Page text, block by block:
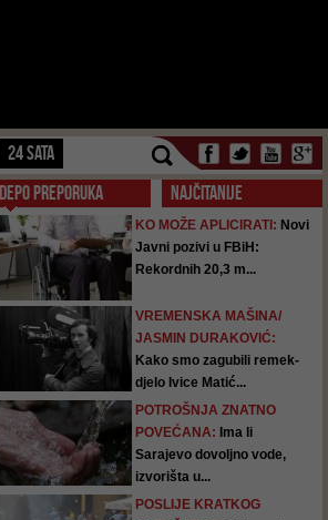
24 SATA
DEPO PREPORUKA NAJČITANIJE
KO MOŽE APLICIRATI: Novi
Javni pozivi u FBiH:
Rekordnih 20,3 m...
VREMENSKA MAŠINA/
JASMIN DURAKOVIĆ:
Kako smo zagubili remek-
djelo Ivice Matić...
POTROŠNJA ZNATNO
POVEĆANA: Ima li
Sarajevo dovoljno vode,
izvorišta u...
POSLIJE KRATKOG